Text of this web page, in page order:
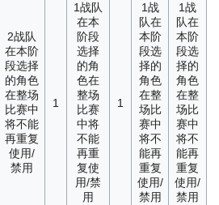
2战队
在本阶
段选择
的角色
在整场
比赛中
将不能
再重复
使用/
禁用
1
1战队
在本
阶段
选择
的角
色在
整场
比赛
中将
不能
再重
复使
用/禁
用
1
1战
队在
本阶
段选
择的
角色
在整
场比
赛中
将不
能再
重复
使用/
禁用
1战
队在
本阶
段选
择的
角色
在整
场比
赛中
将不
能再
重复
使用/
禁用